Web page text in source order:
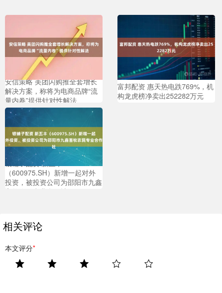
安信策略 美团闪购推全套增长
解决方案，称将为电商品牌“流
量内卷”提供针对性解法
富邦配资 惠天热电跌769%，机
构龙虎榜净卖出252282万元
银铺子配资 新五丰
（600975.SH）新增一起对外
投资，被投资公司为邵阳市九鑫
畜牧农民专业合作社
相关评论
本文评分*